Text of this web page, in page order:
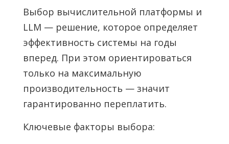
Выбор вычислительной платформы и
LLM — решение, которое определяет
эффективность системы на годы
вперед. При этом ориентироваться
только на максимальную
производительность — значит
гарантированно переплатить.
Ключевые факторы выбора: